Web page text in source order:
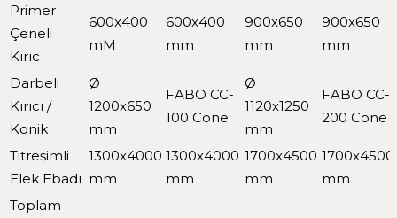
Primer
Çeneli
Kırıc
600x400
mM
600x400
mm
900x650
mm
900x650
mm
Darbeli
Kırıcı /
Konik
Ø
1200x650
mm
FABO CC-
100 Cone
Ø
1120x1250
mm
FABO CC-
200 Cone
Titreşimli
Elek Ebadı
1300x4000
mm
1300x4000
mm
1700x4500
mm
1700x4500
mm
Toplam